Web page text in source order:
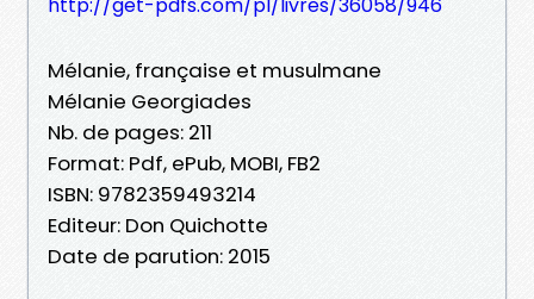
Mélanie, française et musulmane
Mélanie Georgiades
Nb. de pages: 211
Format: Pdf, ePub, MOBI, FB2
ISBN: 9782359493214
Editeur: Don Quichotte
Date de parution: 2015